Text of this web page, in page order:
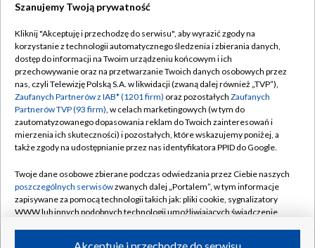
TVP
Abonament TVP
Emisja w TVP
Centrum informacji TVP
Naziemna Telewizja Cyfrowa
Rada Programowa
System NOS
Informacje o nadawcy
Regulamin TVP
Polityka prywatności
Moje zgody
Pomoc
Kontakt
Kanały
Szanujemy Twoją prywatność
Kliknij "Akceptuję i przechodzę do serwisu", aby wyrazić zgody na
korzystanie z technologii automatycznego śledzenia i zbierania danych,
dostęp do informacji na Twoim urządzeniu końcowym i ich
przechowywanie oraz na przetwarzanie Twoich danych osobowych przez
nas, czyli Telewizję Polską S.A. w likwidacji (zwaną dalej również „TVP”),
Zaufanych Partnerów z IAB* (1201 firm) oraz pozostałych Zaufanych
Partnerów TVP (93 firm), w celach marketingowych (w tym do
zautomatyzowanego dopasowania reklam do Twoich zainteresowań i
mierzenia ich skuteczności) i pozostałych, które wskazujemy poniżej, a
także zgody na udostępnianie przez nas identyfikatora PPID do Google.
Twoje dane osobowe zbierane podczas odwiedzania przez Ciebie naszych
poszczególnych serwisówzwanych dalej „Portalem”, w tym informacje
zapisywane za pomocą technologii takich jak: pliki cookie, sygnalizatory
WWW lub innych podobnych technologii umożliwiających świadczenie